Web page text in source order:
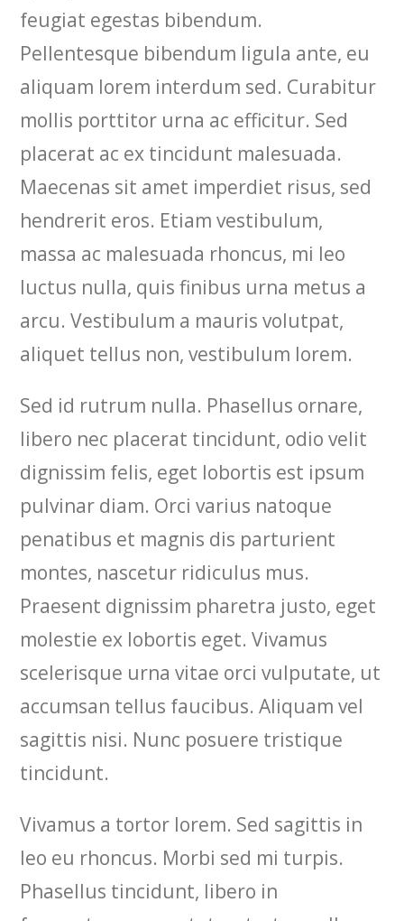
feugiat egestas bibendum.
Pellentesque bibendum ligula ante, eu
aliquam lorem interdum sed. Curabitur
mollis porttitor urna ac efficitur. Sed
placerat ac ex tincidunt malesuada.
Maecenas sit amet imperdiet risus, sed
hendrerit eros. Etiam vestibulum,
massa ac malesuada rhoncus, mi leo
luctus nulla, quis finibus urna metus a
arcu. Vestibulum a mauris volutpat,
aliquet tellus non, vestibulum lorem.
Sed id rutrum nulla. Phasellus ornare,
libero nec placerat tincidunt, odio velit
dignissim felis, eget lobortis est ipsum
pulvinar diam. Orci varius natoque
penatibus et magnis dis parturient
montes, nascetur ridiculus mus.
Praesent dignissim pharetra justo, eget
molestie ex lobortis eget. Vivamus
scelerisque urna vitae orci vulputate, ut
accumsan tellus faucibus. Aliquam vel
sagittis nisi. Nunc posuere tristique
tincidunt.
Vivamus a tortor lorem. Sed sagittis in
leo eu rhoncus. Morbi sed mi turpis.
Phasellus tincidunt, libero in